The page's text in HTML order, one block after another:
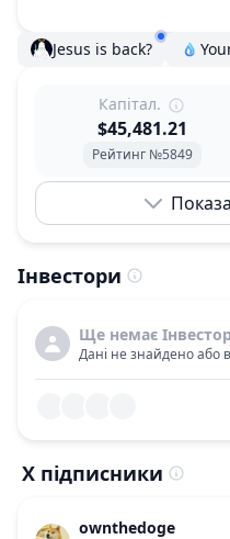
Jesus is back?
Капітал.
$45,481.21
Рейтинг №5849
Інвестори
Ще немає
Дані не знайдено або
X підписники
ownthedoge